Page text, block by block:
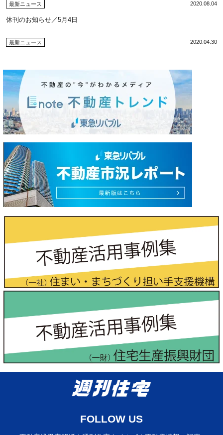
最新ニュース 2020.08.04
休刊のお知らせ／5月4日
最新ニュース 2020.04.30
FOLLOW US